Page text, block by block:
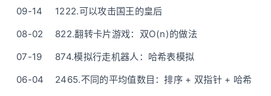
09-14
1222.可以攻击国王的皇后
08-02
822.翻转卡片游戏：双O(n)的做法
07-19
874.模拟行走机器人：哈希表模拟
06-04
2465.不同的平均值数目：排序 + 双指针 + 哈希